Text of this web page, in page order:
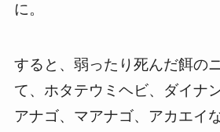
に。
すると、弱ったり死んだ餌の
て、ホタテウミヘビ、ダイナ
アナゴ、マアナゴ、アカエイ